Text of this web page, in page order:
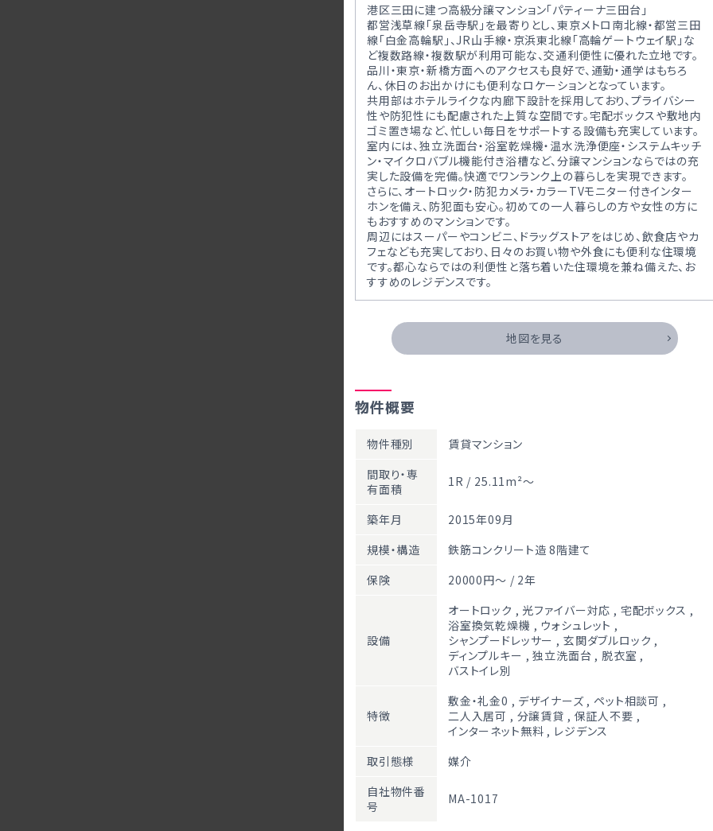
港区三田に建つ高級分譲マンション「パティーナ三田台」
都営浅草線「泉岳寺駅」を最寄りとし、東京メトロ南北線・都営三田
線「白金高輪駅」、JR山手線・京浜東北線「高輪ゲートウェイ駅」な
ど複数路線・複数駅が利用可能な、交通利便性に優れた立地です。
品川・東京・新橋方面へのアクセスも良好で、通勤・通学はもちろ
ん、休日のお出かけにも便利なロケーションとなっています。
共用部はホテルライクな内廊下設計を採用しており、プライバシー
性や防犯性にも配慮された上質な空間です。宅配ボックスや敷地内
ゴミ置き場など、忙しい毎日をサポートする設備も充実しています。
室内には、独立洗面台・浴室乾燥機・温水洗浄便座・システムキッチ
ン・マイクロバブル機能付き浴槽など、分譲マンションならではの充
実した設備を完備。快適でワンランク上の暮らしを実現できます。
さらに、オートロック・防犯カメラ・カラーTVモニター付きインター
ホンを備え、防犯面も安心。初めての一人暮らしの方や女性の方に
もおすすめのマンションです。
周辺にはスーパーやコンビニ、ドラッグストアをはじめ、飲食店やカ
フェなども充実しており、日々のお買い物や外食にも便利な住環境
です。都心ならではの利便性と落ち着いた住環境を兼ね備えた、お
すすめのレジデンスです。
地図を見る
物件概要
物件種別
賃貸マンション
間取り・専
有面積
1R / 25.11m²～
築年月
2015年09月
規模・構造
鉄筋コンクリート造 8階建て
保険
20000円～ / 2年
設備
オートロック , 光ファイバー対応 , 宅配ボックス ,
浴室換気乾燥機 , ウォシュレット ,
シャンプードレッサー , 玄関ダブルロック ,
ディンプルキー ,独立洗面台 , 脱衣室 ,
バストイレ別
特徴
敷金・礼金0 , デザイナーズ, ペット相談可 ,
二人入居可 , 分譲賃貸 , 保証人不要 ,
インターネット無料 , レジデンス
取引態様
媒介
自社物件番
号
MA-1017